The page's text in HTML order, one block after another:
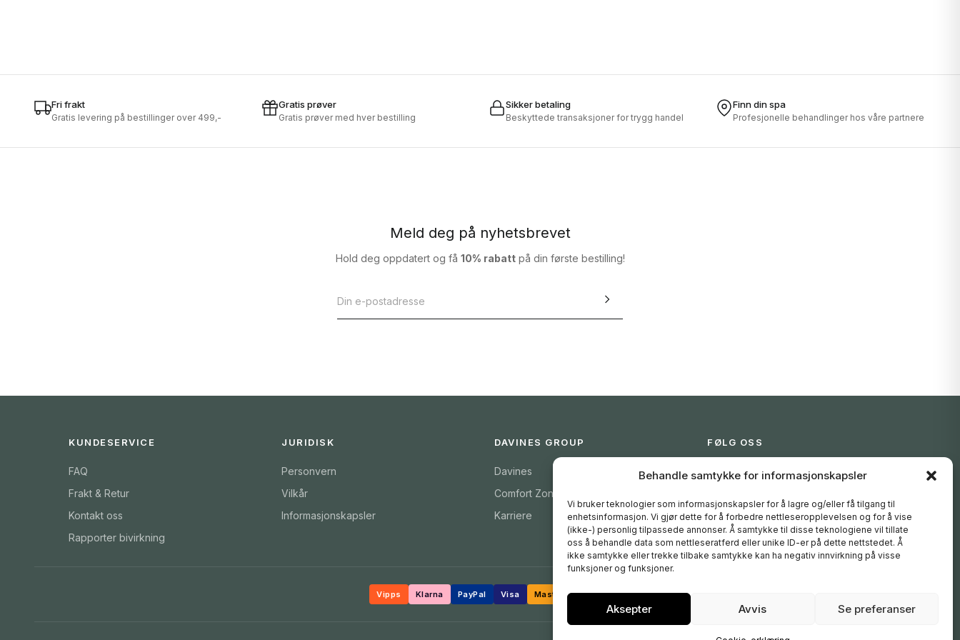
Behandle samtykke for informasjonskapsler
Vi bruker teknologier som informasjonskapsler for å lagre og/eller få tilgang til
enhetsinformasjon. Vi gjør dette for å forbedre nettleseropplevelsen og for å vise
(ikke-) personlig tilpassede annonser. Å samtykke til disse teknologiene vil tillate
oss å behandle data som nettleseratferd eller unike ID-er på dette nettstedet. Å
ikke samtykke eller trekke tilbake samtykke kan ha negativ innvirkning på visse
funksjoner og funksjoner.
Aksepter Avvis Se preferanser
Fri frakt
Gratis levering på bestillinger over 499,-
Gratis prøver
Gratis prøver med hver bestilling
Sikker betaling
Beskyttede transaksjoner for trygg handel
Finn din spa
Profesjonelle behandlinger hos våre partnere
Meld deg på nyhetsbrevet
Hold deg oppdatert og få 10% rabattpå din første bestilling!
KUNDESERVICE
FAQ
Frakt & Retur
Kontakt oss
Rapporter bivirkning
JURIDISK
Personvern
Vilkår
Informasjonskapsler
DAVINES GROUP
Davines
Comfort Zone
Karriere
FØLG OSS
Instagram
YouTube
Vipps Klarna PayPal Visa Mastercard